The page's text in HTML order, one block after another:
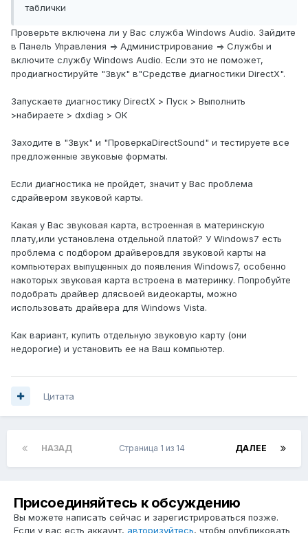
таблички
Проверьте включена ли у Вас служба Windows Audio. Зайдите
в Панель Управления => Администрирование => Службы и
включите службу Windows Audio. Если это не поможет,
продиагностируйте "Звук" в"Средстве диагностики DirectX".
Запускаете диагностику DirectX > Пуск > Выполнить
>набираете > dxdiag > ОК
Заходите в "Звук" и "ПроверкаDirectSound" и тестируете все
предложенные звуковые форматы.
Если диагностика не пройдет, значит у Вас проблема
сдрайвером звуковой карты.
Какая у Вас звуковая карта, встроенная в материнскую
плату,или установлена отдельной платой? У Windows7 есть
проблема с подбором драйверовдля звуковой карты на
компьютерах выпущенных до появления Windows7, особенно
накоторых звуковая карта встроена в материнку. Попробуйте
подобрать драйвер длясвоей видеокарты, можно
использовать драйвера для Windows Vista.
Как вариант, купить отдельную звуковую карту (они
недорогие) и установить ее на Ваш компьютер.
Цитата
НАЗАД ДАЛЕЕ
Страница 1 из 14
Присоединяйтесь к обсуждению
Вы можете написать сейчас и зарегистрироваться позже.
Если у вас есть аккаунт, авторизуйтесь, чтобы опубликовать